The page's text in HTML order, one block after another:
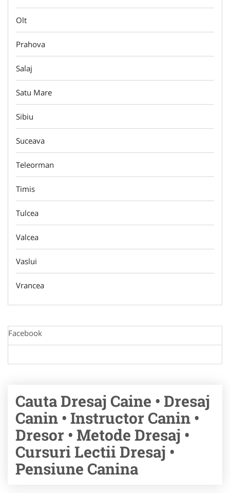
Olt
Prahova
Salaj
Satu Mare
Sibiu
Suceava
Teleorman
Timis
Tulcea
Valcea
Vaslui
Vrancea
Facebook
Cauta Dresaj Caine • Dresaj
Canin • Instructor Canin •
Dresor • Metode Dresaj •
Cursuri Lectii Dresaj •
Pensiune Canina